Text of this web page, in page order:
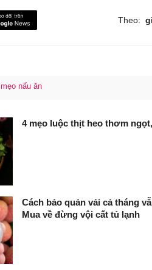
Theo:
mẹo nấu ăn
4 mẹo luộc thịt heo thơm
Cách bảo quản vải cả tháng
Mua về đừng vội cất tủ lạnh